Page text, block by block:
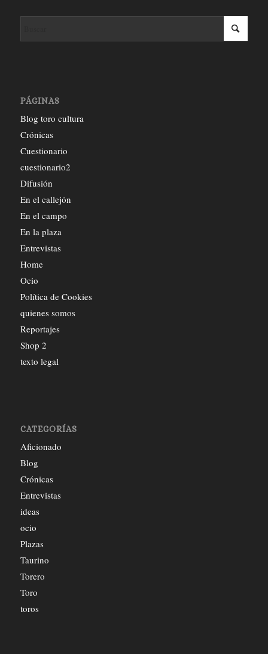
PÁGINAS
Blog toro cultura
Crónicas
Cuestionario
cuestionario2
Difusión
En el callejón
En el campo
En la plaza
Entrevistas
Home
Ocio
Política de Cookies
quienes somos
Reportajes
Shop 2
texto legal
CATEGORÍAS
Aficionado
Blog
Crónicas
Entrevistas
ideas
ocio
Plazas
Taurino
Torero
Toro
toros